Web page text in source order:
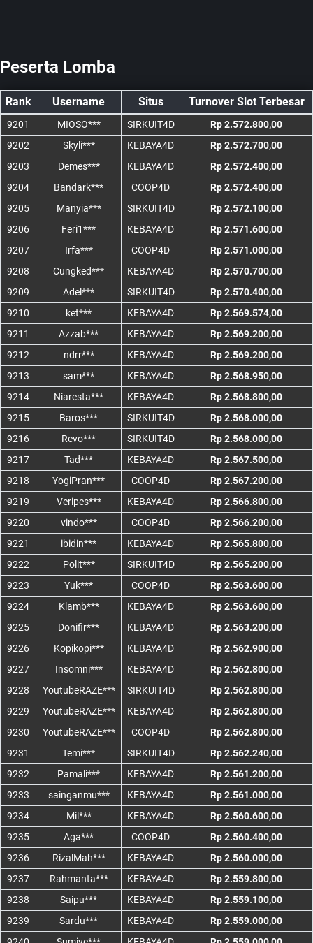
Peserta Lomba
Rank Username Situs Turnover Slot Terbesar
9201 MIOSO*** SIRKUIT4D
Rp 2.572.800,00
9202
Skyli*** KEBAYA4D
Rp 2.572.700,00
9203
Demes*** KEBAYA4D
Rp 2.572.400,00
9204
Bandark*** COOP4D
Rp 2.572.400,00
9205
Manyia*** SIRKUIT4D
Rp 2.572.100,00
9206
Feri1*** KEBAYA4D
Rp 2.571.600,00
9207
Irfa*** COOP4D
Rp 2.571.000,00
9208
Cungked*** KEBAYA4D
Rp 2.570.700,00
9209
Adel*** SIRKUIT4D
Rp 2.570.400,00
9210
ket*** KEBAYA4D
Rp 2.569.574,00
9211
Azzab*** KEBAYA4D
Rp 2.569.200,00
9212
ndrr*** KEBAYA4D
Rp 2.569.200,00
9213
sam*** KEBAYA4D
Rp 2.568.950,00
9214
Niaresta*** KEBAYA4D
Rp 2.568.800,00
9215
Baros*** SIRKUIT4D
Rp 2.568.000,00
9216
Revo*** SIRKUIT4D
Rp 2.568.000,00
9217
Tad*** KEBAYA4D
Rp 2.567.500,00
9218
YogiPran*** COOP4D
Rp 2.567.200,00
9219
Veripes*** KEBAYA4D
Rp 2.566.800,00
9220
vindo*** COOP4D
Rp 2.566.200,00
9221
ibidin*** KEBAYA4D
Rp 2.565.800,00
9222
Polit*** SIRKUIT4D
Rp 2.565.200,00
9223
Yuk*** COOP4D
Rp 2.563.600,00
9224
Klamb*** KEBAYA4D
Rp 2.563.600,00
9225
Donifir*** KEBAYA4D
Rp 2.563.200,00
9226
Kopikopi*** KEBAYA4D
Rp 2.562.900,00
9227
Insomni*** KEBAYA4D
Rp 2.562.800,00
9228
YoutubeRAZE*** SIRKUIT4D
Rp 2.562.800,00
9229
YoutubeRAZE*** KEBAYA4D
Rp 2.562.800,00
9230
YoutubeRAZE*** COOP4D
Rp 2.562.800,00
9231
Temi*** SIRKUIT4D
Rp 2.562.240,00
9232
Pamali*** KEBAYA4D
Rp 2.561.200,00
9233
sainganmu*** KEBAYA4D
Rp 2.561.000,00
9234
Mil*** KEBAYA4D
Rp 2.560.600,00
9235
Aga*** COOP4D
Rp 2.560.400,00
9236
RizalMah*** KEBAYA4D
Rp 2.560.000,00
9237
Rahmanta*** KEBAYA4D
Rp 2.559.800,00
9238
Saipu*** KEBAYA4D
Rp 2.559.100,00
9239
Sardu*** KEBAYA4D
Rp 2.559.000,00